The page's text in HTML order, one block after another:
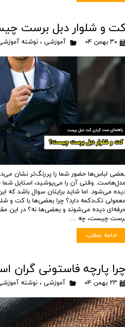
و شلوار دبل برست
۳۰ بهمن ۰۴ آموزشی ،نوشته
لباس‌ها حضور شما را پررنگ‌تر نشان
وقتی آن را می‌پوشید، استایل شما
می‌شود. اما شاید برایتان سوال باشد
تک‌دکمه دارد؟ چرا بعضی‌ها با کت و
دیده می‌شوند و بعضی‌ها نه؟ در این
چیست، چه …
ادامه مطلب
پارچه فاستونی گران
۲۳ بهمن ۰۴ آموزشی ،نوشته